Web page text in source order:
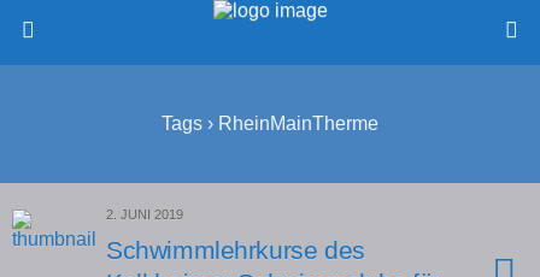
Tags › RheinMainTherme
2. JUNI 2019
Schwimmlehrkurse des